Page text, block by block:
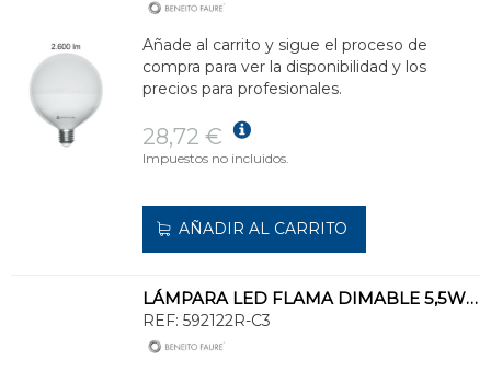
Añade al carrito y sigue el proceso de
compra para ver la disponibilidad y los
precios para profesionales.
28,72 €
Impuestos no incluidos.
AÑADIR AL CARRITO
LÁMPARA LED FLAMA DIMABLE 5,5W E14 3000K
REF: 592122R-C3